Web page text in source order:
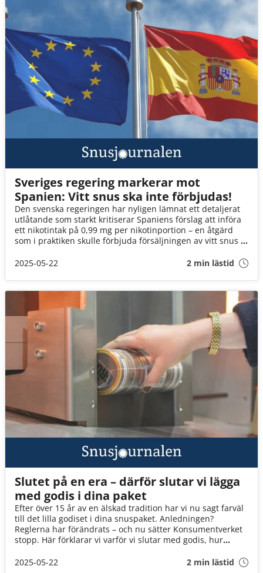
Sveriges regering markerar mot
Spanien: Vitt snus ska inte förbjudas!
Den svenska regeringen har nyligen lämnat ett detaljerat
utlåtande som starkt kritiserar Spaniens förslag att införa
ett nikotintak på 0,99 mg per nikotinportion – en åtgärd
som i praktiken skulle förbjuda försäljningen av vitt snus i
2025-05-22
2 min lästid
Slutet på en era – därför slutar vi lägga
med godis i dina paket
Efter över 15 år av en älskad tradition har vi nu sagt farväl
till det lilla godiset i dina snuspaket. Anledningen?
Reglerna har förändrats – och nu sätter Konsumentverket
stopp. Här förklarar vi varför vi slutar med godis, hur
2025-05-22
2 min lästid